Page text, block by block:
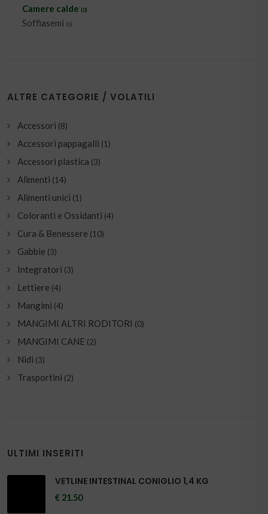
Camere calde (0)
Soffiasemi (0)
ALTRE CATEGORIE / VOLATILI
Accessori (8)
Accessori pappagalli (1)
Accessori plastica (3)
Alimenti (14)
Alimenti unici (1)
Coloranti e Ossidanti (4)
Cura & Benessere (10)
Gabbie (3)
Integratori (3)
Lettiere (4)
Mangimi (4)
MANGIMI ALTRI RODITORI (0)
MANGIMI CANE (2)
Nidi (3)
Trasportini (2)
ULTIMI INSERITI
VETLINE INTESTINAL CONIGLIO 1,4 KG
€ 21.50